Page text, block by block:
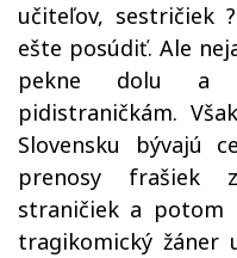
učiteľov, sestričiek
ešte posúdiť. Ale
pekne dolu a
pidistraničkám.
Slovensku bývajú
prenosy frašiek
straničiek a potom
tragikomický žáner